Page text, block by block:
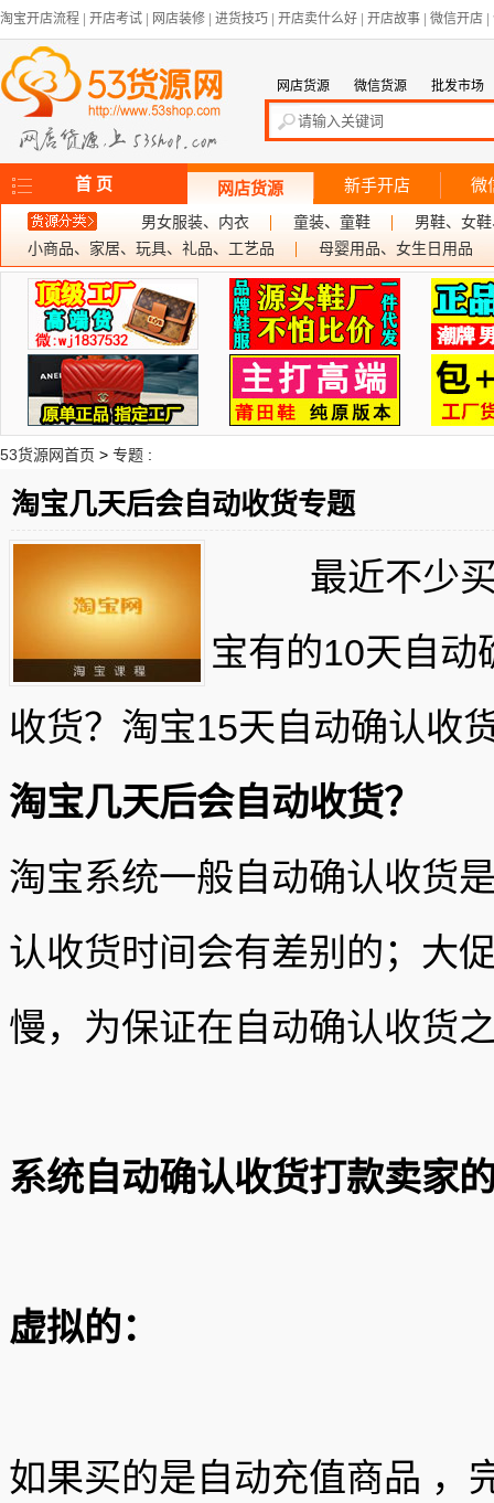
淘宝开店流程 开店考试 网店装修 进货技巧 开店卖什么好 开店故事 微信开店
网店货源 微信货源 批发市场
首 页 网店货源 新手开店 微
男女服装、内衣 童装、童鞋
男鞋、女
小商品、家居、玩具、礼品、工艺品
母婴用品、女生日用品
53货源网首页 > 专题 :
淘宝几天后会自动收货专题
最近不少买家
宝有的10天自动
收货？淘宝15天自动确认收
淘宝几天后会自动收货？
淘宝系统一般自动确认收货
认收货时间会有差别的；大
慢，为保证在自动确认收货
系统自动确认收货打款卖家
虚拟的：
如果买的是自动充值商品 ，